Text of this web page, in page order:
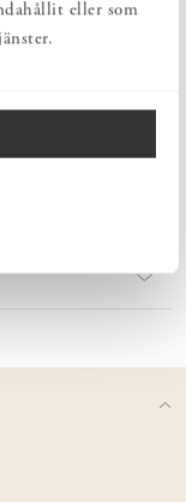
eller som
med en rik
som etablerades
använda
tilltalande
erfarna glasblåsare,